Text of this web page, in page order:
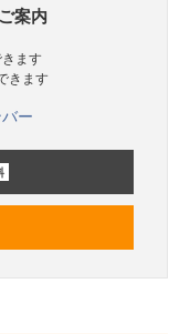
案内
ます
きます
ー